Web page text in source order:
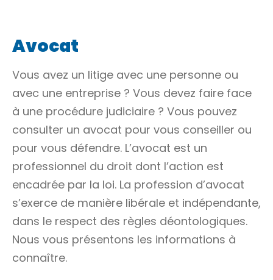
Avocat
Vous avez un litige avec une personne ou
avec une entreprise ? Vous devez faire face
à une procédure judiciaire ? Vous pouvez
consulter un avocat pour vous conseiller ou
pour vous défendre. L’avocat est un
professionnel du droit dont l’action est
encadrée par la loi. La profession d’avocat
s’exerce de manière libérale et indépendante,
dans le respect des règles déontologiques.
Nous vous présentons les informations à
connaître.